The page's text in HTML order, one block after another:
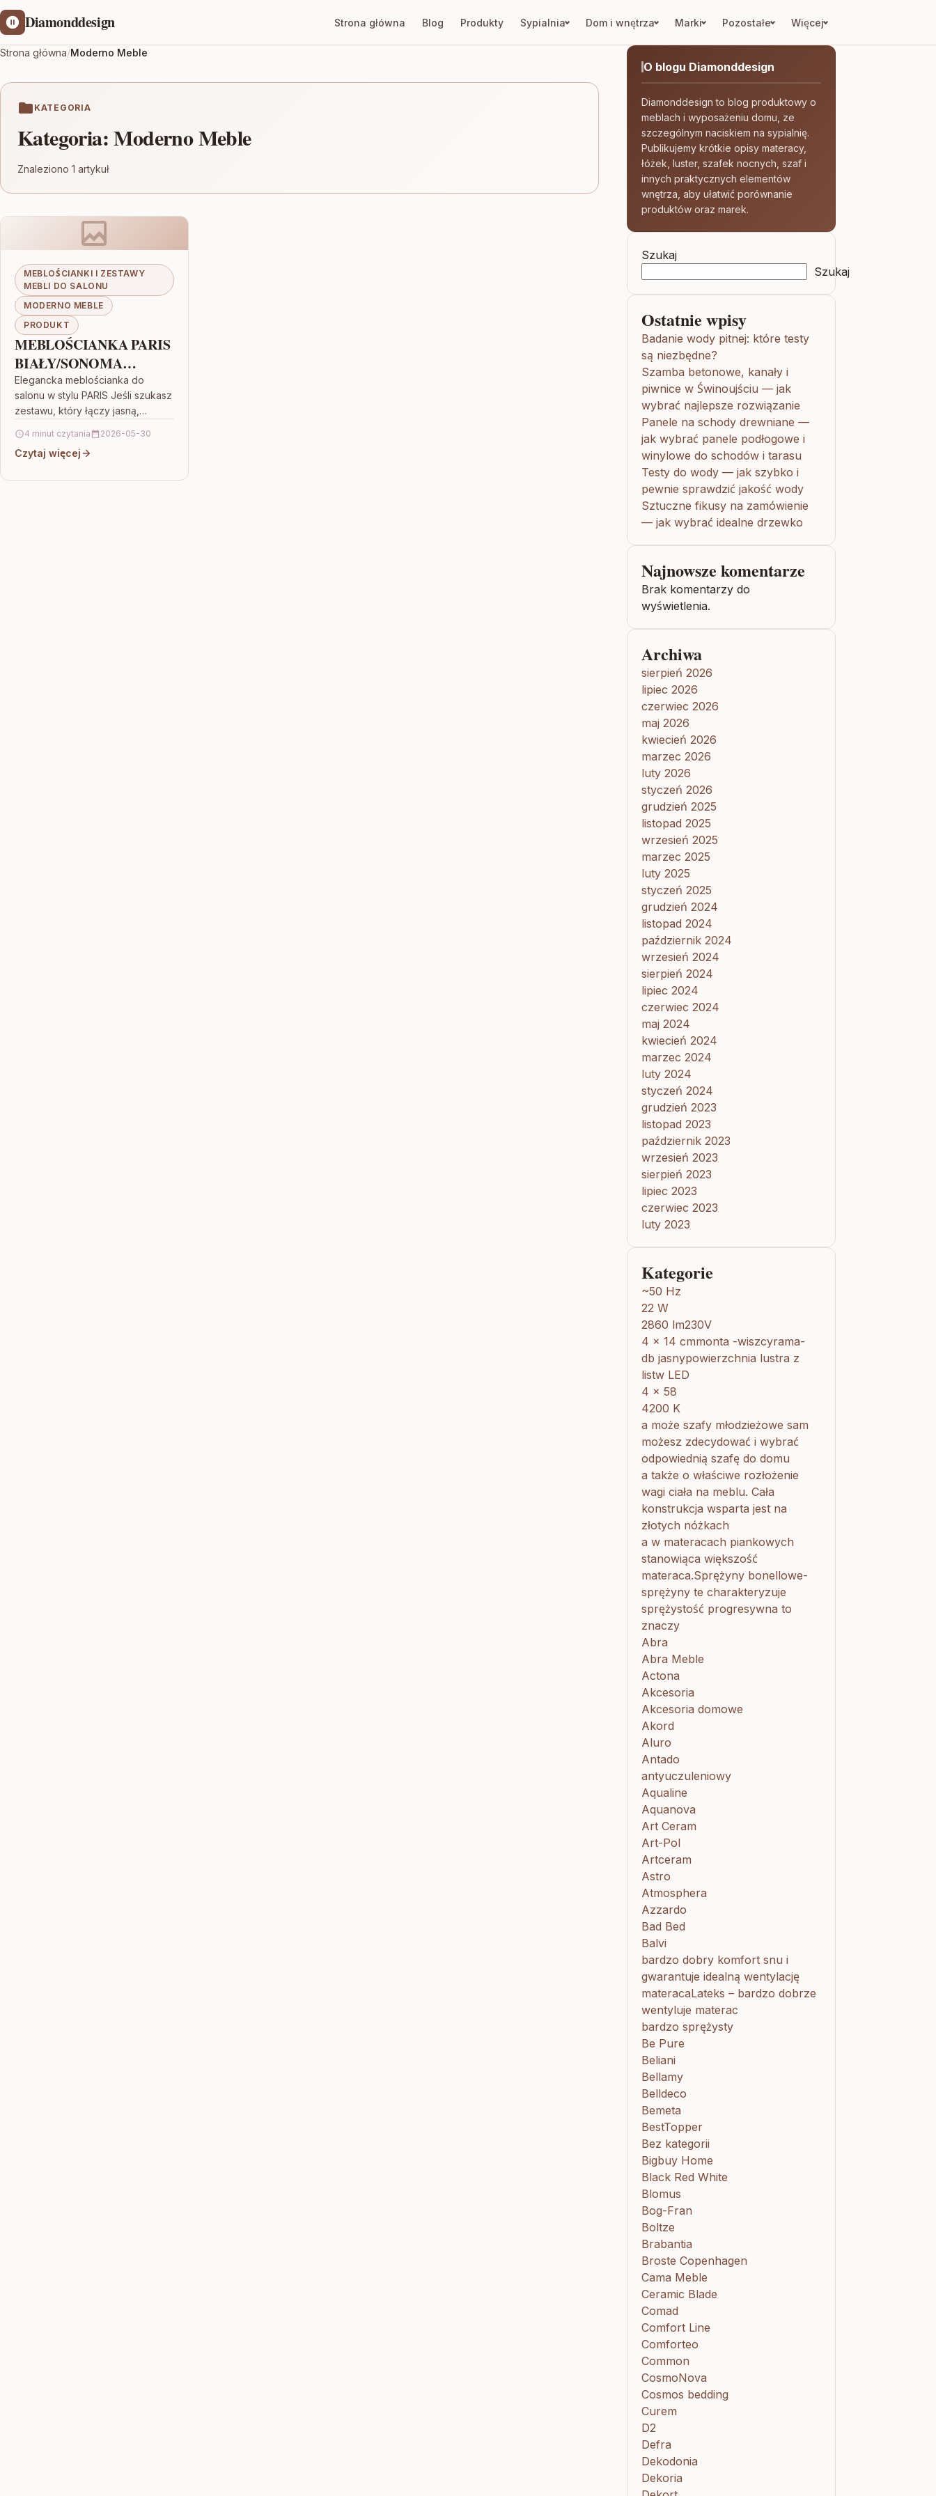
Diamonddesign Strona główna Blog Produkty Sypialnia Dom i wnętrza Marki Pozostałe Więcej
Strona główna/Moderno Meble
KATEGORIA
Kategoria:Moderno Meble
Znaleziono 1 artykuł
MEBLOŚCIANKI I ZESTAWY
MEBLI DO SALONU
MODERNO MEBLE
PRODUKT
MEBLOŚCIANKA PARIS
BIAŁY/SONOMA
BIAŁY/DĄB SONOMA
Elegancka meblościanka do
salonu w stylu PARIS Jeśli szukasz
zestawu, który łączy jasną,
praktycznym układem
przestrzeni, MEBLOŚCIANKA
4 minut czytania 2026-05-30
Czytaj więcej
O blogu Diamonddesign
Diamonddesign to blog produktowy o
meblach i wyposażeniu domu, ze
szczególnym naciskiem na sypialnię.
Publikujemy krótkie opisy materacy,
łóżek, luster, szafek nocnych, szaf i
innych praktycznych elementów
wnętrza, aby ułatwić porównanie
produktów oraz marek.
Szukaj
Szukaj
Ostatnie wpisy
Badanie wody pitnej: które testy
są niezbędne?
Szamba betonowe, kanały i
piwnice w Świnoujściu — jak
wybrać najlepsze rozwiązanie
Panele na schody drewniane —
jak wybrać panele podłogowe i
winylowe do schodów i tarasu
Testy do wody — jak szybko i
pewnie sprawdzić jakość wody
Sztuczne fikusy na zamówienie
— jak wybrać idealne drzewko
Najnowsze komentarze
Brak komentarzy do
wyświetlenia.
Archiwa
sierpień 2026
lipiec 2026
czerwiec 2026
maj 2026
kwiecień 2026
marzec 2026
luty 2026
styczeń 2026
grudzień 2025
listopad 2025
wrzesień 2025
marzec 2025
luty 2025
styczeń 2025
grudzień 2024
listopad 2024
październik 2024
wrzesień 2024
sierpień 2024
lipiec 2024
czerwiec 2024
maj 2024
kwiecień 2024
marzec 2024
luty 2024
styczeń 2024
grudzień 2023
listopad 2023
październik 2023
wrzesień 2023
sierpień 2023
lipiec 2023
czerwiec 2023
luty 2023
Kategorie
~50 Hz
22 W
2860 lm230V
4 x 14 cmmonta -wiszcyrama-
db jasnypowierzchnia lustra z
listw LED
4 x 58
4200 K
a może szafy młodzieżowe sam
możesz zdecydować i wybrać
odpowiednią szafę do domu
a także o właściwe rozłożenie
wagi ciała na meblu. Cała
konstrukcja wsparta jest na
złotych nóżkach
a w materacach piankowych
stanowiąca większość
materaca.Sprężyny bonellowe-
sprężyny te charakteryzuje
sprężystość progresywna to
znaczy
Abra
Abra Meble
Actona
Akcesoria
Akcesoria domowe
Akord
Aluro
Antado
antyuczuleniowy
Aqualine
Aquanova
Art Ceram
Art-Pol
Artceram
Astro
Atmosphera
Azzardo
Bad Bed
Balvi
bardzo dobry komfort snu i
gwarantuje idealną wentylację
materacaLateks – bardzo dobrze
wentyluje materac
bardzo sprężysty
Be Pure
Beliani
Bellamy
Belldeco
Bemeta
BestTopper
Bez kategorii
Bigbuy Home
Black Red White
Blomus
Bog-Fran
Boltze
Brabantia
Broste Copenhagen
Cama Meble
Ceramic Blade
Comad
Comfort Line
Comforteo
Common
CosmoNova
Cosmos bedding
Curem
D2
Defra
Dekodonia
Dekoria